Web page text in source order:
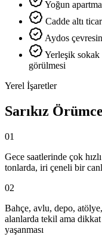
Yoğun
Cadde altı
Aydos
Yerleşik
görülmesi
Yerel İşaretler
Sarıkız
01
Gece saatlerinde çok
tonlarda, iri çeneli bir
02
Bahçe, avlu, depo,
alanlarda tekil ama dikkat
yaşanması